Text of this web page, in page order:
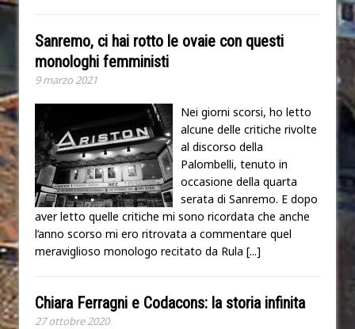
Sanremo, ci hai rotto le ovaie con questi
monologhi femministi
9 marzo 2021
Nei giorni scorsi, ho letto
alcune delle critiche rivolte
al discorso della
Palombelli, tenuto in
occasione della quarta
serata di Sanremo. E dopo
aver letto quelle critiche mi sono ricordata che anche
l’anno scorso mi ero ritrovata a commentare quel
meraviglioso monologo recitato da Rula [...]
Chiara Ferragni e Codacons: la storia infinita
27 ottobre 2020